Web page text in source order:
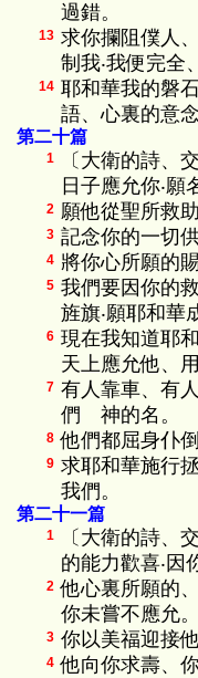
過錯。
13 求你攔阻僕人
制我‧我便完全
14 耶和華我的磐
語、心裏的意
第二十篇
1
〔大衛的詩、
日子應允你‧
2 願他從聖所救
3 記念你的一切
4 將你心所願的
5 我們要因你的
旌旗‧願耶和華
6 現在我知道耶
天上應允他、
7 有人靠車、有
們 神的名。
8 他們都屈身仆
9 求耶和華施行
我們。
第二十一篇
1
〔大衛的詩、
的能力歡喜‧因
2 他心裏所願的
你未嘗不應允
3 你以美福迎接
4 他向你求壽、